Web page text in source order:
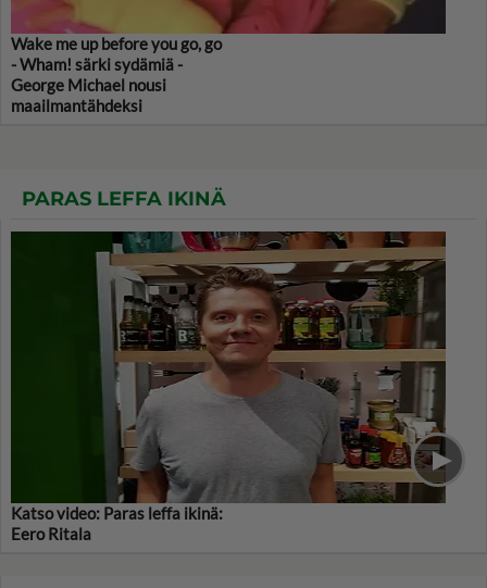
Wake me up before you go, go
- Wham! särki sydämiä -
George Michael nousi
maailmantähdeksi
PARAS LEFFA IKINÄ
Katso video: Paras leffa ikinä:
Eero Ritala